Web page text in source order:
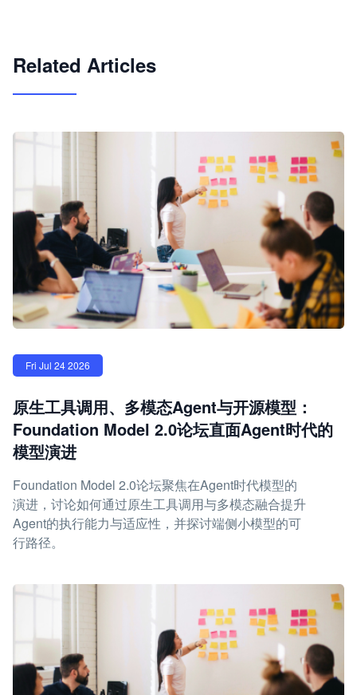
Related Articles
Fri Jul 24 2026
原生工具调用、多模态Agent与开源模型：
Foundation Model 2.0论坛直面Agent时代的
模型演进
Foundation Model 2.0论坛聚焦在Agent时代模型的
演进，讨论如何通过原生工具调用与多模态融合提升
Agent的执行能力与适应性，并探讨端侧小模型的可
行路径。